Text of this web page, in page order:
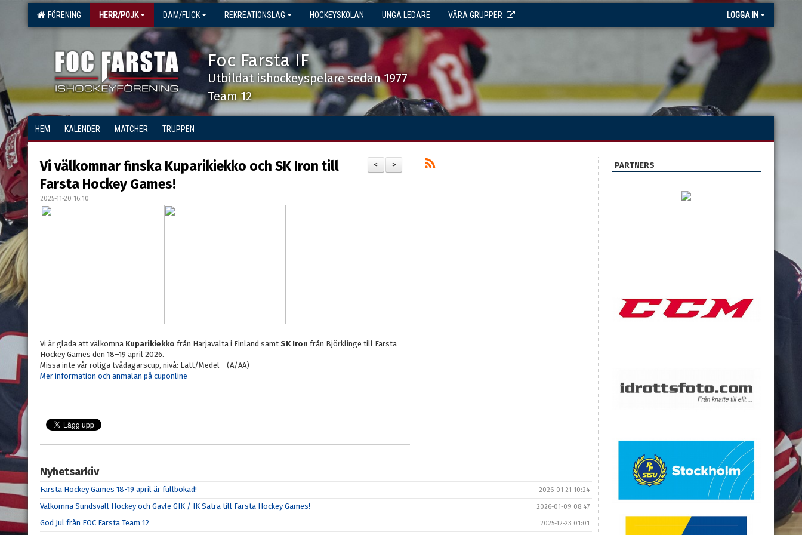
FÖRENING HERR/POJK DAM/FLICK REKREATIONSLAG HOCKEYSKOLAN UNGA LEDARE VÅRA GRUPPER LOGGA IN
Foc Farsta IF
Utbildat ishockeyspelare sedan 1977
Team 12
HEM KALENDER MATCHER TRUPPEN
>
<
Vi välkomnar finska Kuparikiekko och SK Iron till
Farsta Hockey Games!
2025-11-20 16:10
Vi är glada att välkomna Kuparikiekko från Harjavalta i Finland samt SK Iron från Björklinge till Farsta
Hockey Games den 18–19 april 2026.
Missa inte vår roliga tvådagarscup, nivå: Lätt/Medel - (A/AA)
Mer information och anmälan på cuponline
Nyhetsarkiv
Farsta Hockey Games 18-19 april är fullbokad! 2026-01-21 10:24
Välkomna Sundsvall Hockey och Gävle GIK / IK Sätra till Farsta Hockey Games! 2026-01-09 08:47
God Jul från FOC Farsta Team 12 2025-12-23 01:01
PARTNERS